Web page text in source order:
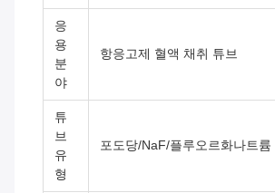
응
용
분
야
항응고제 혈액 채취 튜브
튜
브
유
형
포도당/NaF/플루오르화나트륨